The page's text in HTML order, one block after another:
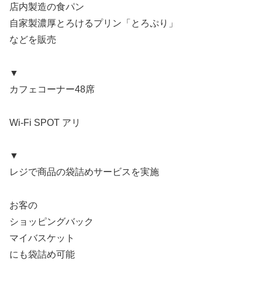
店内製造の食パン
自家製濃厚とろけるプリン「とろぷり」
などを販売
▼
カフェコーナー48席
Wi-Fi SPOT アリ
▼
レジで商品の袋詰めサービスを実施
お客の
ショッピングバック
マイバスケット
にも袋詰め可能